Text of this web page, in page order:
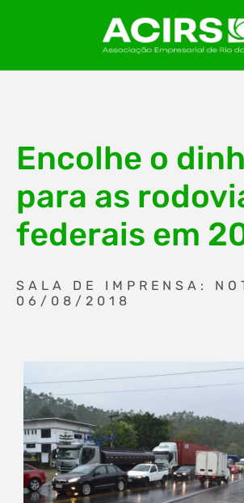
Encolhe o
para as
federais em
SALA DE IMPRENSA:
06/08/2018